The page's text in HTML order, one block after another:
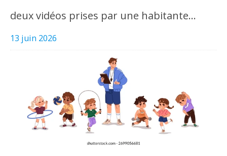
deux vidéos prises par une habitante…
13 juin 2026